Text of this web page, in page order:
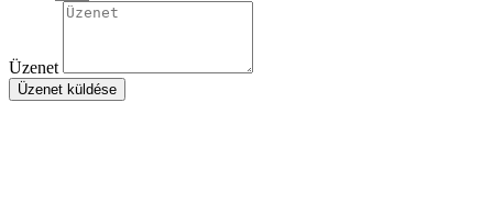
Üzenet
Üzenet küldése